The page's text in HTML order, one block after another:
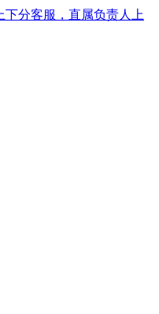
下分客服，直属负责人上